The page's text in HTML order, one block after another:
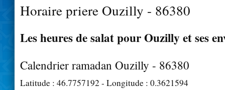
Horaire priere Ouzilly - 86380
Les heures de salat pour Ouzilly et ses
Calendrier ramadan Ouzilly - 86380
Latitude : 46.7757192 - Longitude : 0.3621594